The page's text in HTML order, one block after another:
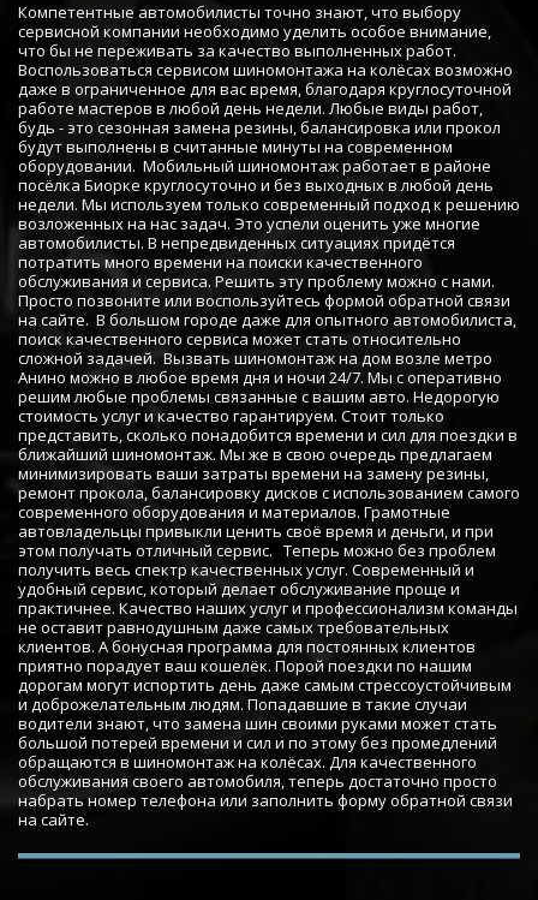
Компетентные автомобилисты точно знают, что выбору
сервисной компании необходимо уделить особое внимание,
что бы не переживать за качество выполненных работ.
Воспользоваться сервисом шиномонтажа на колёсах возможно
даже в ограниченное для вас время, благодаря круглосуточной
работе мастеров в любой день недели. Любые виды работ,
будь - это сезонная замена резины, балансировка или прокол
будут выполнены в считанные минуты на современном
оборудовании.  Мобильный шиномонтаж работает в районе
посёлка Биорке круглосуточно и без выходных в любой день
недели. Мы используем только современный подход к решению
возложенных на нас задач. Это успели оценить уже многие
автомобилисты. В непредвиденных ситуациях придётся
потратить много времени на поиски качественного
обслуживания и сервиса. Решить эту проблему можно с нами.
Просто позвоните или воспользуйтесь формой обратной связи
на сайте.  В большом городе даже для опытного автомобилиста,
поиск качественного сервиса может стать относительно
сложной задачей.  Вызвать шиномонтаж на дом возле метро
Анино можно в любое время дня и ночи 24/7. Мы с оперативно
решим любые проблемы связанные с вашим авто. Недорогую
стоимость услуг и качество гарантируем. Стоит только
представить, сколько понадобится времени и сил для поездки в
ближайший шиномонтаж. Мы же в свою очередь предлагаем
минимизировать ваши затраты времени на замену резины,
ремонт прокола, балансировку дисков с использованием самого
современного оборудования и материалов. Грамотные
автовладельцы привыкли ценить своё время и деньги, и при
этом получать отличный сервис.   Теперь можно без проблем
получить весь спектр качественных услуг. Современный и
удобный сервис, который делает обслуживание проще и
практичнее. Качество наших услуг и профессионализм команды
не оставит равнодушным даже самых требовательных
клиентов. А бонусная программа для постоянных клиентов
приятно порадует ваш кошелёк. Порой поездки по нашим
дорогам могут испортить день даже самым стрессоустойчивым
и доброжелательным людям. Попадавшие в такие случаи
водители знают, что замена шин своими руками может стать
большой потерей времени и сил и по этому без промедлений
обращаются в шиномонтаж на колёсах. Для качественного
обслуживания своего автомобиля, теперь достаточно просто
набрать номер телефона или заполнить форму обратной связи
на сайте.